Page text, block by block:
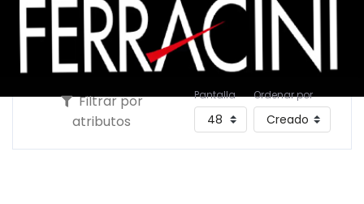
Filtrar por
atributos
Pantalla Ordenar por